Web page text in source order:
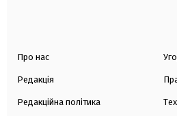
Про нас
Редакція
Редакційна політика